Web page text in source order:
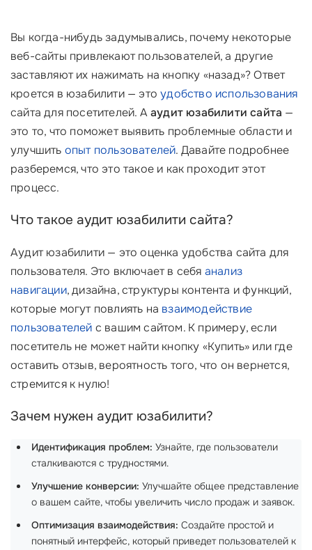
Вы когда-нибудь задумывались, почему некоторые
веб-сайты привлекают пользователей, а другие
заставляют их нажимать на кнопку «назад»? Ответ
кроется в юзабилити — этоудобство использования
сайта для посетителей. Ааудит юзабилити сайта —
это то, что поможет выявить проблемные области и
улучшить опыт пользователей. Давайте подробнее
разберемся, что это такое и как проходит этот
процесс.
Что такое аудит юзабилити сайта?
Аудит юзабилити — это оценка удобства сайта для
пользователя. Это включает в себя анализ
навигации, дизайна, структуры контента и функций,
которые могут повлиять на взаимодействие
пользователей с вашим сайтом. К примеру, если
посетитель не может найти кнопку «Купить» или где
оставить отзыв, вероятность того, что он вернется,
стремится к нулю!
Зачем нужен аудит юзабилити?
Идентификация проблем: Узнайте, где пользователи
сталкиваются с трудностями.
Улучшение конверсии: Улучшайте общее представление
о вашем сайте, чтобы увеличить число продаж и заявок.
Оптимизация взаимодействия: Создайте простой и
понятный интерфейс, который приведет пользователей к